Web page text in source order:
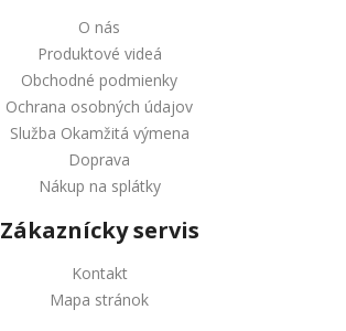
O nás
Produktové videá
Obchodné podmienky
Ochrana osobných údajov
Služba Okamžitá výmena
Doprava
Nákup na splátky
Zákaznícky servis
Kontakt
Mapa stránok